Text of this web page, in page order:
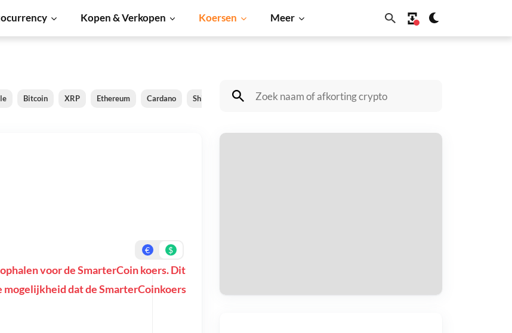
Kopen & Verkopen Koersen Meer
Bitcoin XRP Ethereum Cardano Shiba Inu Dogecoin Solana BNB
€ $
voor de SmarterCoin koers. Dit
dat de SmarterCoinkoers